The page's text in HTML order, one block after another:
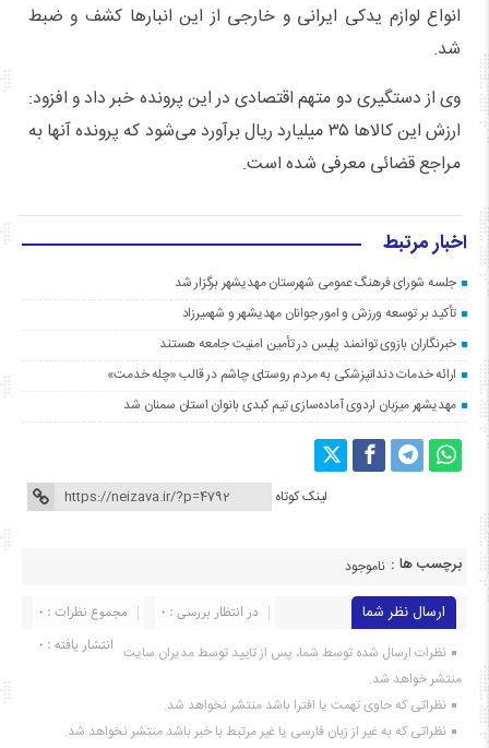
انواع لوازم یدکی ایرانی و خارجی از این انبارها کشف و ضبط
شد.
وی از دستگیری دو متهم اقتصادی در این پرونده خبر داد و افزود:
ارزش این کالاها ۳۵ میلیارد ریال برآورد می‌شود که پرونده آنها به
مراجع قضائی معرفی شده است.
اخبار مرتبط
جلسه شورای فرهنگ عمومی شهرستان مهدیشهر برگزار شد
تأکید بر توسعه ورزش و امور جوانان مهدیشهر و شهمیرزاد
خبرنگاران بازوی توانمند پلیس در تأمین امنیت جامعه هستند
ارائه خدمات دندانپزشکی به مردم روستای چاشم در قالب «چله خدمت»
مهدیشهر میزبان اردوی آماده‌سازی تیم کبدی بانوان استان سمنان شد
لینک کوتاه
برچسب ها : ناموجود
ارسال نظر شما مجموع نظرات : 0
در انتظار بررسی : 0
انتشار یافته : ۰ نظرات ارسال شده توسط شما، پس از تایید توسط مدیران سایت
منتشر خواهد شد.
نظراتی که حاوی تهمت یا افترا باشد منتشر نخواهد شد.
نظراتی که به غیر از زبان فارسی یا غیر مرتبط با خبر باشد منتشر نخواهد شد.